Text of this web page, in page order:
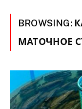
BROWSING:
МАТОЧНОЕ